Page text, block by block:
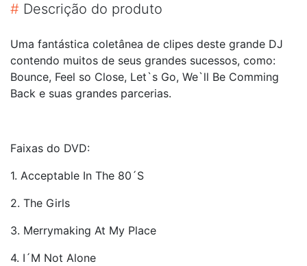
# Descrição do produto
Uma fantástica coletânea de clipes deste grande DJ
contendo muitos de seus grandes sucessos, como:
Bounce, Feel so Close, Let`s Go, We`ll Be Comming
Back e suas grandes parcerias.
Faixas do DVD:
1. Acceptable In The 80´S
2. The Girls
3. Merrymaking At My Place
4. I´M Not Alone